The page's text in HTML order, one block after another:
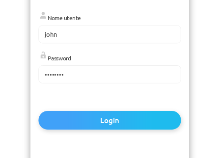
Nome utente
Password
Login